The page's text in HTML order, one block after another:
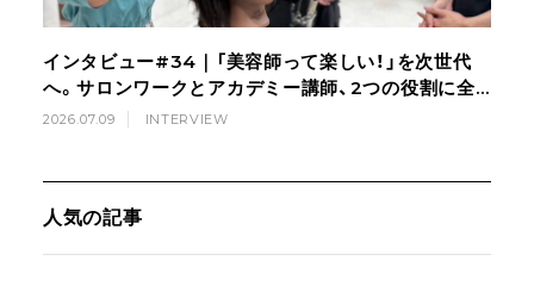
インタビュー#34｜「美容師って楽しい！」を次世代
へ。サロンワークとアカデミー講師、2つの役割に全
力で向き合う美容師の挑戦
2026.07.09 INTERVIEW
人気の記事